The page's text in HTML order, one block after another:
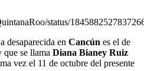
status/
desaparecida en Cancún es el de
que se llama Diana Bianey Ruiz
vez el 11 de octubre del presente